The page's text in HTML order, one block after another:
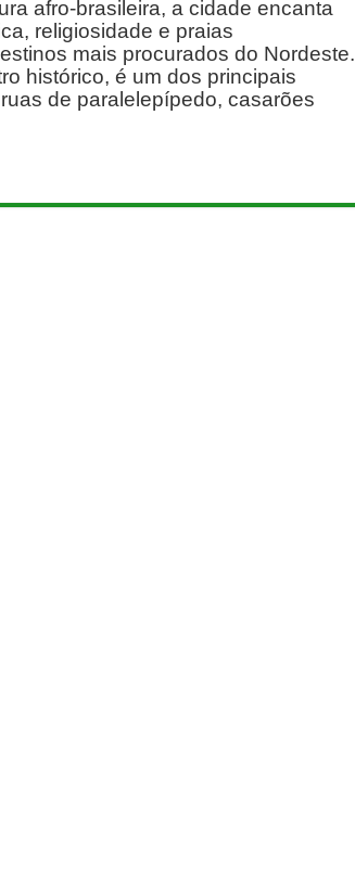
afro-brasileira, a cidade encanta
religiosidade e praias
mais procurados do Nordeste.
histórico, é um dos principais
de paralelepípedo, casarões